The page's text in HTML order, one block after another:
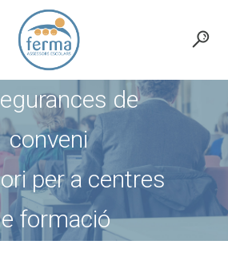
de
conveni
per a centres
formació